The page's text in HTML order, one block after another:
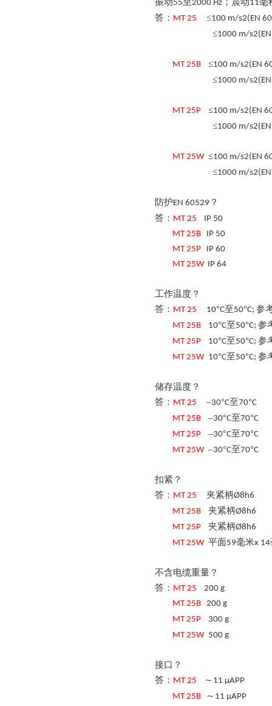
55 2000 Hz 11
答： MT25 ≤100 m/s2(EN
≤1000 m/
MT25B ≤100 m/s2(EN
≤1000 m/
MT25P ≤100 m/s2(EN
≤1000 m/
MT25W ≤100 m/s2(EN
≤1000 m/
防护EN 60529 ？
答： MT25
IP 50
MT25B
IP 50
MT25P
IP 60
MT25W IP 64
工作温度？
答： MT25 10°C至50°C; 参
MT25B 10°C至50°C;参
MT25P 10°C至50°C;参
MT25W 10°C至50°C;参
储存温度？
答： MT25 –30°C至70°C
MT25B –30°C至70°C
MT25P –30°C至70°C
MT25W –30°C至70°C
扣紧？
答： MT25 夹紧柄Ø8h6
MT25B 夹紧柄Ø8h6
MT25P 夹紧柄Ø8h6
MT25W 平面59毫米x 14
不含电缆重量？
答： MT25
200 g
MT25B
200 g
MT25P 300 g
MT25W 500 g
接口？
答： MT25 ～ 11 µAPP
MT25B ～ 11 µAPP